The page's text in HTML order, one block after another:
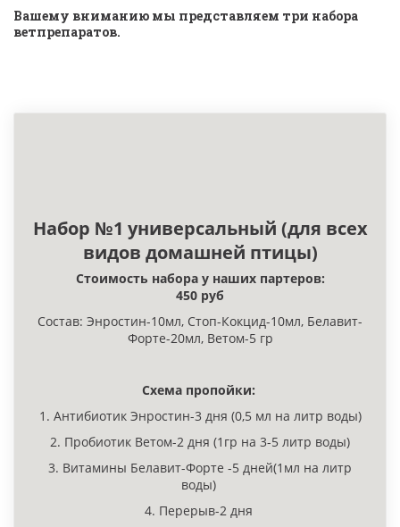
Вашему вниманию мы представляем три набора
ветпрепаратов.
Набор №1 универсальный (для всех
видов домашней птицы)
Стоимость набора у наших партеров:
450 руб
Состав: Энростин-10мл, Стоп-Кокцид-10мл, Белавит-
Форте-20мл, Ветом-5 гр
Схема пропойки:
1. Антибиотик Энростин-3 дня (0,5 мл на литр воды)
2. Пробиотик Ветом-2 дня (1гр на 3-5 литр воды)
3. Витамины Белавит-Форте -5 дней(1мл на литр
воды)
4. Перерыв-2 дня